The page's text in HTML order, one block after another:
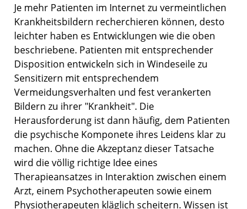
Je mehr Patienten im Internet zu vermeintlichen
Krankheitsbildern recherchieren können, desto
leichter haben es Entwicklungen wie die oben
beschriebene. Patienten mit entsprechender
Disposition entwickeln sich in Windeseile zu
Sensitizern mit entsprechendem
Vermeidungsverhalten und fest verankerten
Bildern zu ihrer "Krankheit". Die
Herausforderung ist dann häufig, dem Patienten
die psychische Komponete ihres Leidens klar zu
machen. Ohne die Akzeptanz dieser Tatsache
wird die völlig richtige Idee eines
Therapieansatzes in Interaktion zwischen einem
Arzt, einem Psychotherapeuten sowie einem
Physiotherapeuten kläglich scheitern. Wissen ist